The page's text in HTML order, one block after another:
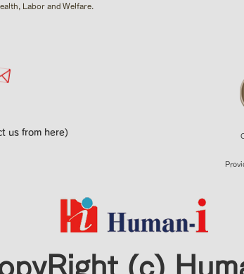
Labor and Welfare.
us from here)
(c)